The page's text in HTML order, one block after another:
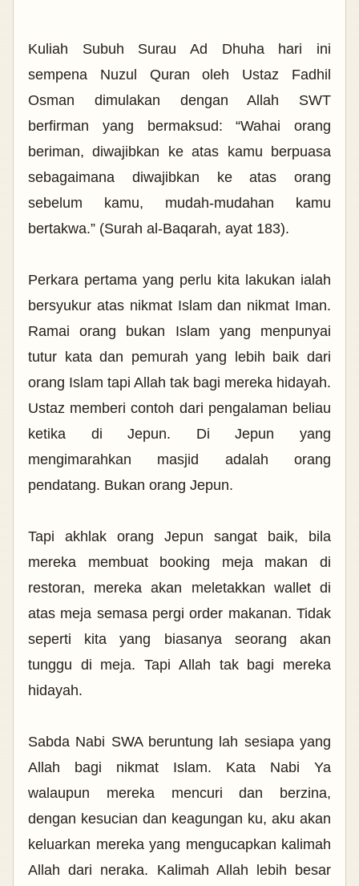
Kuliah Subuh Surau Ad Dhuha hari ini
sempena Nuzul Quran oleh Ustaz Fadhil
Osman dimulakan dengan Allah SWT
berfirman yang bermaksud: “Wahai orang
beriman, diwajibkan ke atas kamu berpuasa
sebagaimana diwajibkan ke atas orang
sebelum kamu, mudah-mudahan kamu
bertakwa.” (Surah al-Baqarah, ayat 183).
Perkara pertama yang perlu kita lakukan ialah
bersyukur atas nikmat Islam dan nikmat Iman.
Ramai orang bukan Islam yang menpunyai
tutur kata dan pemurah yang lebih baik dari
orang Islam tapi Allah tak bagi mereka hidayah.
Ustaz memberi contoh dari pengalaman beliau
ketika di Jepun. Di Jepun yang
mengimarahkan masjid adalah orang
pendatang. Bukan orang Jepun.
Tapi akhlak orang Jepun sangat baik, bila
mereka membuat booking meja makan di
restoran, mereka akan meletakkan wallet di
atas meja semasa pergi order makanan. Tidak
seperti kita yang biasanya seorang akan
tunggu di meja. Tapi Allah tak bagi mereka
hidayah.
Sabda Nabi SWA beruntung lah sesiapa yang
Allah bagi nikmat Islam. Kata Nabi Ya
walaupun mereka mencuri dan berzina,
dengan kesucian dan keagungan ku, aku akan
keluarkan mereka yang mengucapkan kalimah
Allah dari neraka. Kalimah Allah lebih besar